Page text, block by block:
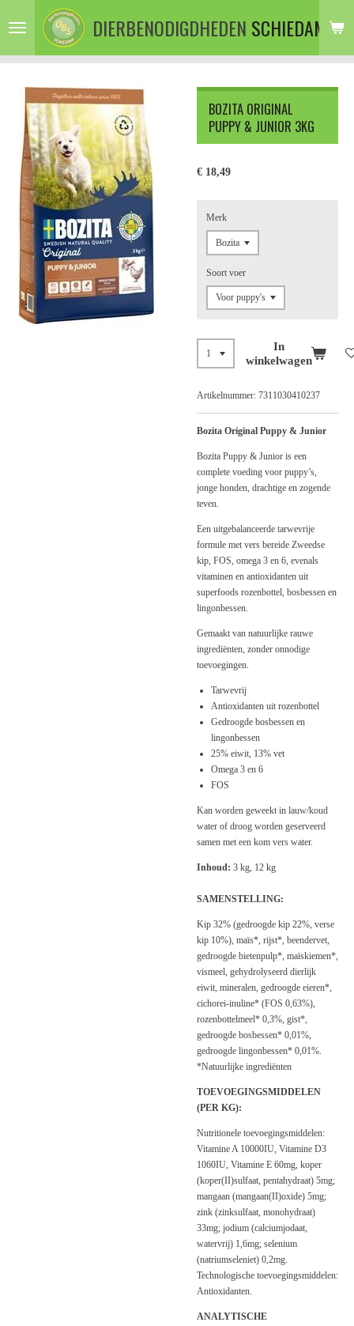
direct
de
DIERBENODIGDHEDEN SCHIEDAM
BOZITA ORIGINAL
PUPPY & JUNIOR 3KG
€ 18,49
Merk
Soort voer
In
winkelwagen
Artikelnummer: 7311030410237
Bozita Original Puppy & Junior
Bozita Puppy & Junior is een
complete voeding voor puppy’s,
jonge honden, drachtige en zogende
teven.
Een uitgebalanceerde tarwevrije
formule met vers bereide Zweedse
kip, FOS, omega 3 en 6, evenals
vitaminen en antioxidanten uit
superfoods rozenbottel, bosbessen en
lingonbessen.
Gemaakt van natuurlijke rauwe
ingrediënten, zonder onnodige
toevoegingen.
Tarwevrij
Antioxidanten uit rozenbottel
Gedroogde bosbessen en
lingonbessen
25% eiwit, 13% vet
Omega 3 en 6
FOS
Kan worden geweekt in lauw/koud
water of droog worden geserveerd
samen met een kom vers water.
Inhoud: 3 kg, 12 kg
SAMENSTELLING:
Kip 32% (gedroogde kip 22%, verse
kip 10%), maïs*, rijst*, beendervet,
gedroogde bietenpulp*, maïskiemen*,
vismeel, gehydrolyseerd dierlijk
eiwit, mineralen, gedroogde eieren*,
cichorei-inuline* (FOS 0,63%),
rozenbottelmeel* 0,3%, gist*,
gedroogde bosbessen* 0,01%,
gedroogde lingonbessen* 0,01%.
*Natuurlijke ingrediënten
TOEVOEGINGSMIDDELEN
(PER KG):
Nutritionele toevoegingsmiddelen:
Vitamine A 10000IU, Vitamine D3
1060IU, Vitamine E 60mg, koper
(koper(II)sulfaat, pentahydraat) 5mg;
mangaan (mangaan(II)oxide) 5mg;
zink (zinksulfaat, monohydraat)
33mg; jodium (calciumjodaat,
watervrij) 1,6mg; selenium
(natriumseleniet) 0,2mg.
Technologische toevoegingsmiddelen:
Antioxidanten.
ANALYTISCHE